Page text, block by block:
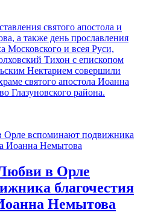
святого апостола и
а также день прославления
Московского и всея Руси,
Тихон с епископом
Нектарием совершили
святого апостола Иоанна
Глазуновского района.
в Орле
благочестия
Немытова